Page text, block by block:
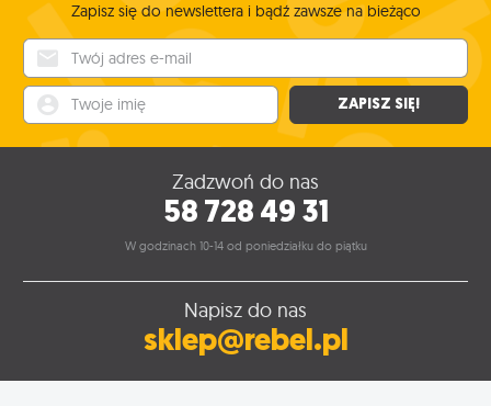
Zapisz się do newslettera i bądź zawsze na bieżąco
ZAPISZ SIĘ!
Zadzwoń do nas
58 728 49 31
W godzinach 10-14 od poniedziałku do piątku
Napisz do nas
sklep@rebel.pl